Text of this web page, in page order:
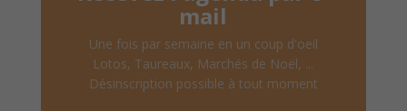
mail
Une fois par semaine en un coup d'oeil
Lotos, Taureaux, Marchés de Noël, ...
Désinscription possible à tout moment